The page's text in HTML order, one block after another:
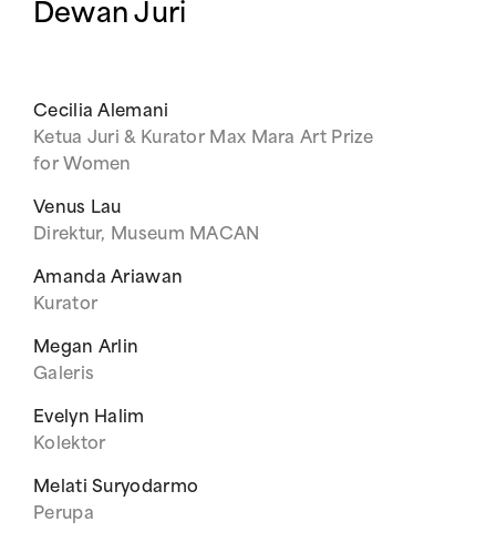
Dewan Juri
Cecilia Alemani
Ketua Juri & Kurator Max Mara Art Prize
for Women
Venus Lau
Direktur, Museum MACAN
Amanda Ariawan
Kurator
Megan Arlin
Galeris
Evelyn Halim
Kolektor
Melati Suryodarmo
Perupa